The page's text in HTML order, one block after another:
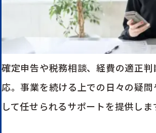
確定申告や税務相談、経費の適正
応。事業を続ける上での日々の疑
して任せられるサポートを提供しま